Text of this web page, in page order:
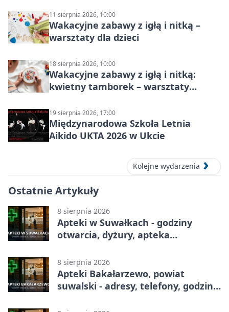
11 sierpnia 2026, 10:00
Wakacyjne zabawy z igłą i nitką –
warsztaty dla dzieci
18 sierpnia 2026, 10:00
Wakacyjne zabawy z igłą i nitką:
kwietny tamborek – warsztaty
19 sierpnia 2026, 17:00
Międzynarodowa Szkoła Letnia
Aikido UKTA 2026 w Ukcie
Kolejne wydarzenia
Ostatnie Artykuły
8 sierpnia 2026
Apteki w Suwałkach - godziny
otwarcia, dyżury, apteka
8 sierpnia 2026
Apteki Bakałarzewo, powiat
suwalski - adresy, telefony, godziny